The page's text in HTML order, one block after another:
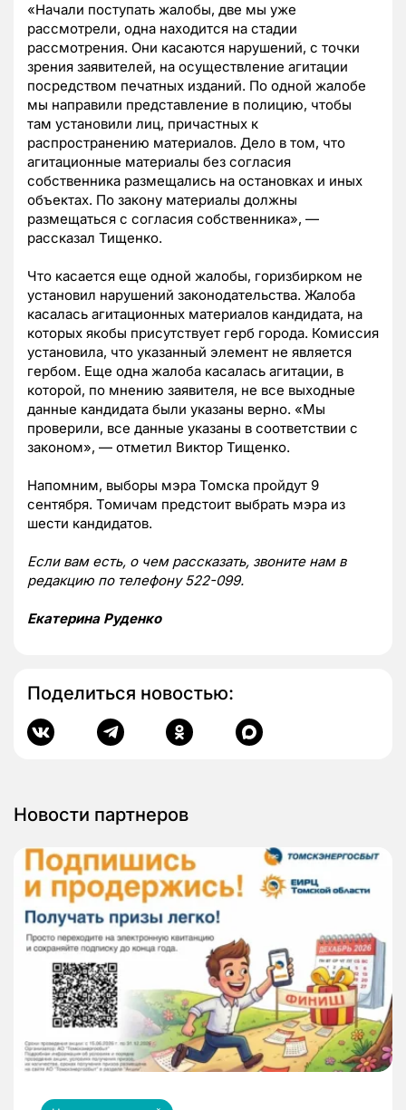
«Начали поступать жалобы, две мы уже
рассмотрели, одна находится на стадии
рассмотрения. Они касаются нарушений, с точки
зрения заявителей, на осуществление агитации
посредством печатных изданий. По одной жалобе
мы направили представление в полицию, чтобы
там установили лиц, причастных к
распространению материалов. Дело в том, что
агитационные материалы без согласия
собственника размещались на остановках и иных
объектах. По закону материалы должны
размещаться с согласия собственника», —
рассказал Тищенко.
Что касается еще одной жалобы, горизбирком не
установил нарушений законодательства. Жалоба
касалась агитационных материалов кандидата, на
которых якобы присутствует герб города. Комиссия
установила, что указанный элемент не является
гербом. Еще одна жалоба касалась агитации, в
которой, по мнению заявителя, не все выходные
данные кандидата были указаны верно. «Мы
проверили, все данные указаны в соответствии с
законом», — отметил Виктор Тищенко.
Напомним, выборы мэра Томска пройдут 9
сентября. Томичам предстоит выбрать мэра из
шести кандидатов.
Если вам есть, о чем рассказать, звоните нам в
редакцию по телефону 522-099.
Екатерина Руденко
Поделиться новостью:
Новости партнеров